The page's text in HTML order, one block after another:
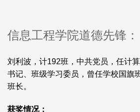
信息工程学院道德先锋：
刘利波，计192班，中共党员，任计
书记、班级学习委员，曾任学校国旗
班长。
获奖情况：